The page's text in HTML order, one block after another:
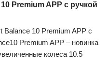
Premium APP с ручкой
10 Premium APP с
Premium APP – новинка
колеса 10.5